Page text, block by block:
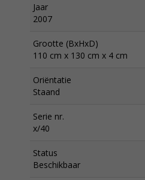
Jaar
2007
Grootte (BxHxD)
110 cm x 130 cm x 4 cm
Oriëntatie
Staand
Serie nr.
x/40
Status
Beschikbaar